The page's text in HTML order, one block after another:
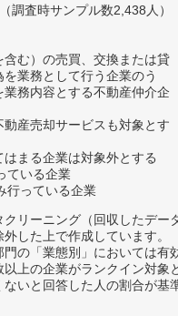
調査時サンプル数2,438人）
む）の売買、交換または貸
業務として行う企業のう
務内容とする不動産仲介企
産売却サービスも対象とす
まる企業は対象外とする
ている企業
行っている企業
リーニング（回収したデー
した上で作成しています。
の「業態別」においては
上の企業がランクイン対象
いと回答した人の割合が基